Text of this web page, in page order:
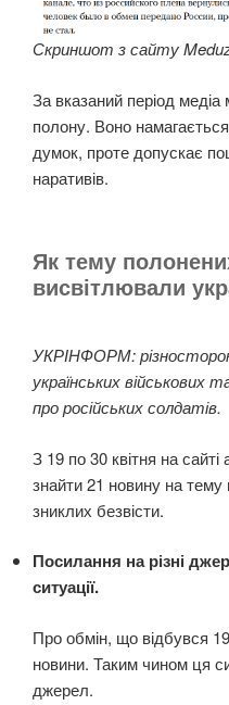
Скриншот з сайту
За вказаний період
полону. Воно
думок, проте допускає
наративів.
Як тему
висвітлювали
УКРІНФОРМ:
українських військових
про російських солдатів.
З 19 по 30 квітня на
знайти 21 новину на тему
зниклих безвісти.
Посилання на різні
ситуації.
Про обмін, що відбувся 19
новини. Таким чином ця
джерел.